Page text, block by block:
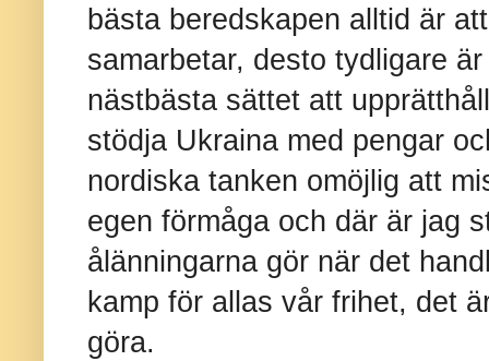
bästa beredskapen alltid är
samarbetar, desto tydligare
nästbästa sättet att
stödja Ukraina med pengar
nordiska tanken omöjlig att
egen förmåga och där är jag
ålänningarna gör när det
kamp för allas vår frihet, det
göra.